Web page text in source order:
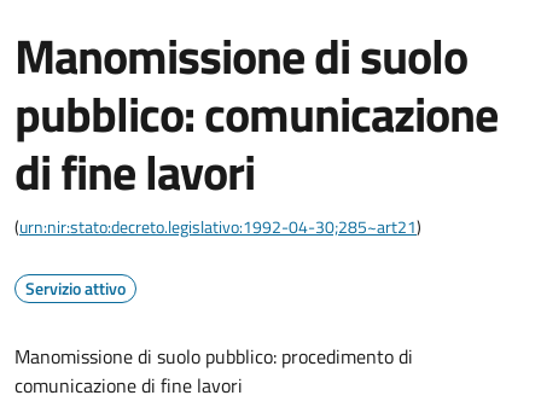
Manomissione di suolo
pubblico: comunicazione
di fine lavori
(urn:nir:stato:decreto.legislativo:1992-04-30;285~art21)
Servizio attivo
Manomissione di suolo pubblico: procedimento di
comunicazione di fine lavori